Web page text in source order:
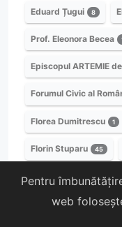
Eduard Țugui 8
Prof. Eleonora Becea
Episcopul ARTEMIE
Forumul Civic al
Florea Dumitrescu 1
Florin Stuparu 45
George Vrana 1
Generalul Gheorghe
Pentru
web